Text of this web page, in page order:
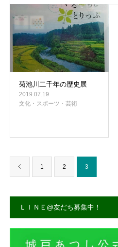
菊池川二千年の歴史展
2019.07.19
文化・スポーツ・芸術
1 2 3
ＬＩＮＥ@友だち募集中！